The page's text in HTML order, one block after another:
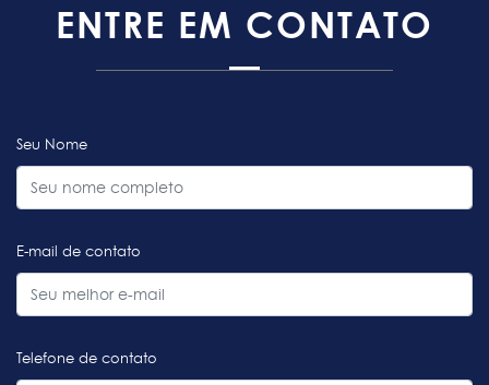
ENTRE EM CONTATO
Seu Nome
E-mail de contato
Telefone de contato